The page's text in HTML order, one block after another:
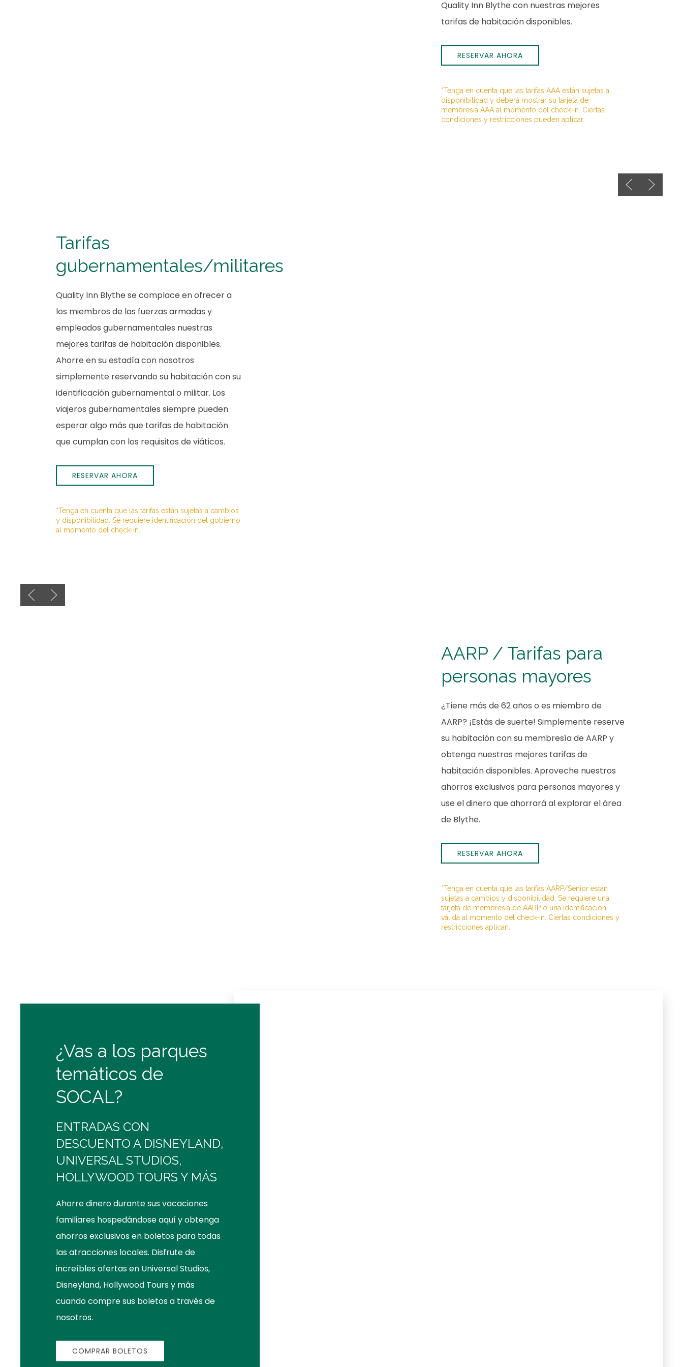
Quality Inn Blythe con nuestras mejores
tarifas de habitación disponibles.
RESERVAR AHORA
*Tenga en cuenta que las tarifas AAA están sujetas a
disponibilidad y deberá mostrar su tarjeta de
membresía AAA al momento del check-in. Ciertas
condiciones y restricciones pueden aplicar.
Previous slide
Next
Tarifas
gubernamentales/militares
Quality Inn Blythe se complace en ofrecer a
los miembros de las fuerzas armadas y
empleados gubernamentales nuestras
mejores tarifas de habitación disponibles.
Ahorre en su estadía con nosotros
simplemente reservando su habitación con su
identificación gubernamental o militar. Los
viajeros gubernamentales siempre pueden
esperar algo más que tarifas de habitación
que cumplan con los requisitos de viáticos.
RESERVAR AHORA
*Tenga en cuenta que las tarifas están sujetas a cambios
y disponibilidad. Se requiere identificación del gobierno
al momento del check-in.
Previous slide
Next slide
AARP / Tarifas para
personas mayores
¿Tiene más de 62 años o es miembro de
AARP? ¡Estás de suerte! Simplemente reserve
su habitación con su membresía de AARP y
obtenga nuestras mejores tarifas de
habitación disponibles. Aproveche nuestros
ahorros exclusivos para personas mayores y
use el dinero que ahorrará al explorar el área
de Blythe.
RESERVAR AHORA
*Tenga en cuenta que las tarifas AARP/Senior están
sujetas a cambios y disponibilidad. Se requiere una
tarjeta de membresía de AARP o una identificación
válida al momento del check-in. Ciertas condiciones y
restricciones aplican.
¿Vas a los parques
temáticos de
SOCAL?
ENTRADAS CON
DESCUENTO A DISNEYLAND,
UNIVERSAL STUDIOS,
HOLLYWOOD TOURS Y MÁS
Ahorre dinero durante sus vacaciones
familiares hospedándose aquí y obtenga
ahorros exclusivos en boletos para todas
las atracciones locales. Disfrute de
increíbles ofertas en Universal Studios,
Disneyland, Hollywood Tours y más
cuando compre sus boletos a través de
nosotros.
COMPRAR BOLETOS